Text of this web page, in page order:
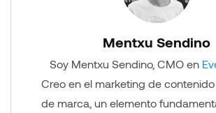
Mentxu Sendino
Soy Mentxu Sendino, CMO en
Creo en el marketing de
de marca, un elemento